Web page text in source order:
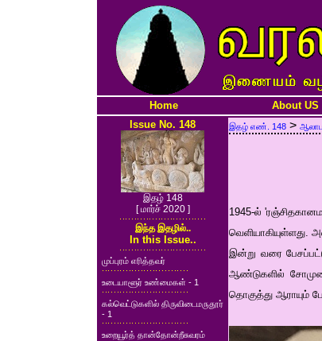
Home About US
Issue No. 148
இதழ் 148
[ மார்ச் 2020 ]
இந்த இதழில்..
In this Issue..
முப்புரம் எரித்தவர்
உடையாளூர் உண்மைகள் - 1
கல்வெட்டுகளில் திருவிடைமருதூர்
- 1
உறையூர்த் தான்தோன்றீசுவரம்
இதழ் எண். 148 >
1945-ல்
வெளியாகியுள்ளது.
இன்று வரை
ஆண்டுகளில்
தொகுத்து ஆராயும்